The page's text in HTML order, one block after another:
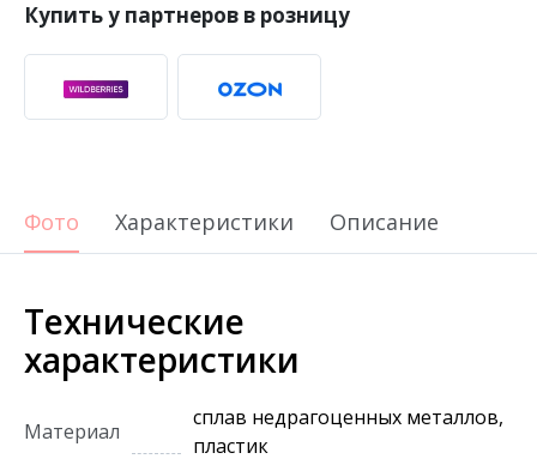
Купить у партнеров в розницу
Фото Характеристики Описание
Технические
характеристики
Материал
сплав недрагоценных металлов,
пластик